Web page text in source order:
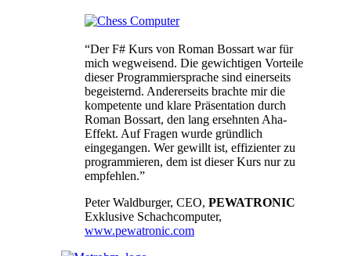
“Der F# Kurs von Roman Bossart war für
mich wegweisend. Die gewichtigen Vorteile
dieser Programmiersprache sind einerseits
begeisternd. Andererseits brachte mir die
kompetente und klare Präsentation durch
Roman Bossart, den lang ersehnten Aha-
Effekt. Auf Fragen wurde gründlich
eingegangen. Wer gewillt ist, effizienter zu
programmieren, dem ist dieser Kurs nur zu
empfehlen.”
Peter Waldburger, CEO, PEWATRONIC
Exklusive Schachcomputer,
www.pewatronic.com